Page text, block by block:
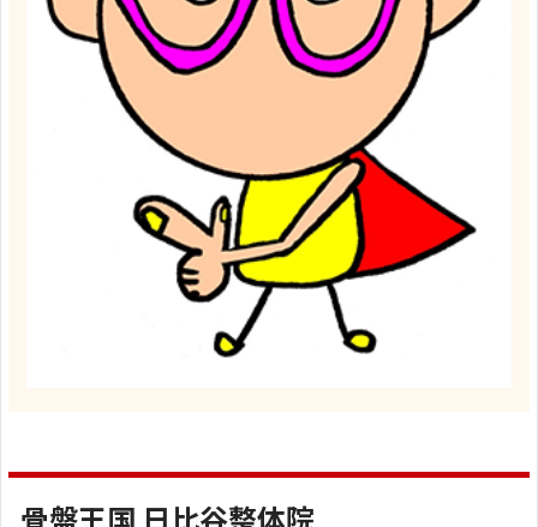
骨盤王国 日比谷整体院